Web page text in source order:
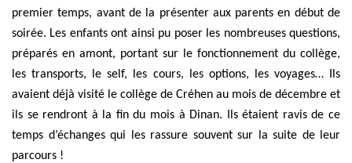
premier temps, avant de la présenter aux parents en début de
soirée. Les enfants ont ainsi pu poser les nombreuses questions,
préparés en amont, portant sur le fonctionnement du collège,
les transports, le self, les cours, les options, les voyages… Ils
avaient déjà visité le collège de Créhen au mois de décembre et
ils se rendront à la fin du mois à Dinan. Ils étaient ravis de ce
temps d’échanges qui les rassure souvent sur la suite de leur
parcours !